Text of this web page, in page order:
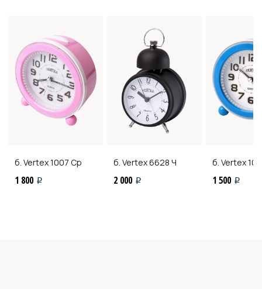
б. Vertex1007 Ср
1 800 i
б. Vertex6628 Ч
2 000 i
б. Vertex
1 500 i